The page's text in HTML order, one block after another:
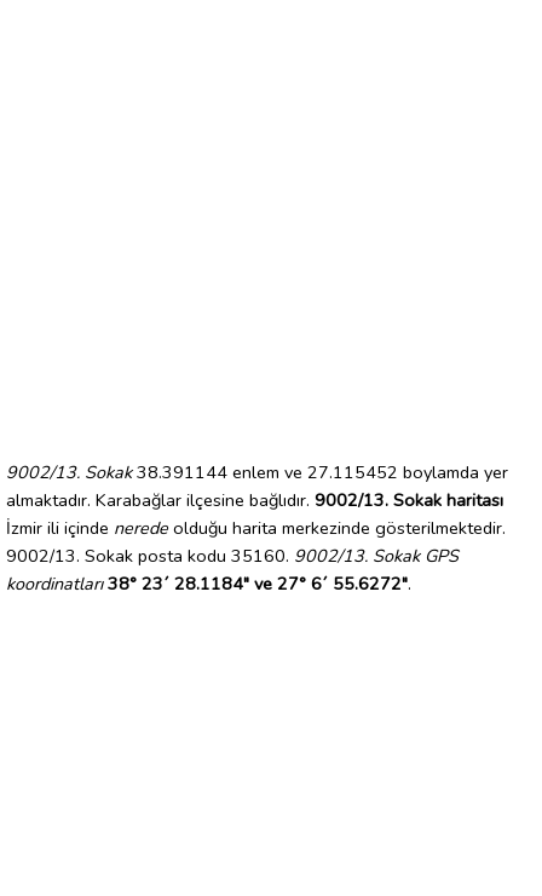
9002/13. Sokak38.391144 enlem ve 27.115452 boylamda yer
almaktadır. Karabağlar ilçesine bağlıdır. 9002/13. Sokak haritası
İzmir ili içinde nerede olduğu harita merkezinde gösterilmektedir.
9002/13. Sokak posta kodu 35160. 9002/13. Sokak GPS
koordinatları 38° 23´ 28.1184" ve 27° 6´ 55.6272".